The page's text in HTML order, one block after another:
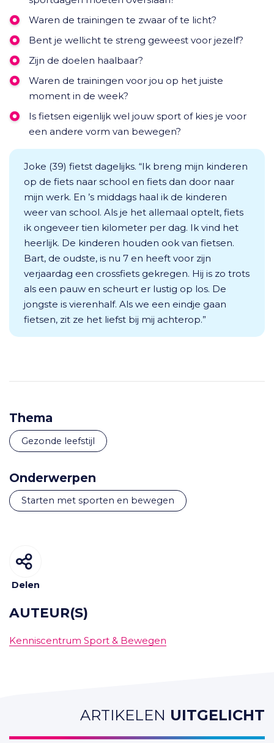
Waren de trainingen te zwaar of te licht?
Bent je wellicht te streng geweest voor jezelf?
Zijn de doelen haalbaar?
Waren de trainingen voor jou op het juiste
moment in de week?
Is fietsen eigenlijk wel jouw sport of kies je voor
een andere vorm van bewegen?
Joke (39) fietst dagelijks. “Ik breng mijn kinderen
op de fiets naar school en fiets dan door naar
mijn werk. En ’s middags haal ik de kinderen
weer van school. Als je het allemaal optelt, fiets
ik ongeveer tien kilometer per dag. Ik vind het
heerlijk. De kinderen houden ook van fietsen.
Bart, de oudste, is nu 7 en heeft voor zijn
verjaardag een crossfiets gekregen. Hij is zo trots
als een pauw en scheurt er lustig op los. De
jongste is vierenhalf. Als we een eindje gaan
fietsen, zit ze het liefst bij mij achterop.”
Thema
Gezonde leefstijl
Onderwerpen
starten met sporten en bewegen
Delen
AUTEUR(S)
Kenniscentrum Sport & Bewegen
ARTIKELEN UITGELICHT